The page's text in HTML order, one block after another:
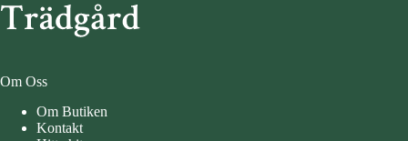
Om Oss
Om Butiken
Kontakt